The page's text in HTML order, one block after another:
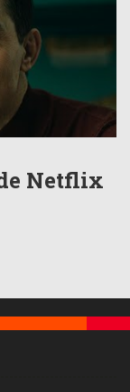
Netflix